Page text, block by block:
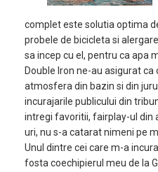
complet este solutia optima
probele de bicicleta si
sa incep cu el, pentru ca apa
Double Iron ne-au asigurat ca
atmosfera din bazin si din
incurajarile publicului din
intregi favoritii, fairplay-ul din
uri, nu s-a catarat nimeni pe
Unul dintre cei care m-a
fosta coechipierul meu de la